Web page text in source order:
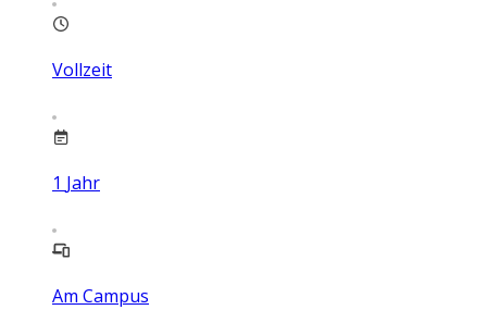
Vollzeit
1 Jahr
Am Campus